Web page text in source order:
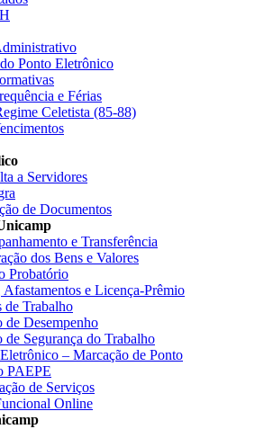
Ponto Eletrônico
e Férias
Celetista (85-88)
a Servidores
de Documentos
e Transferência
dos Bens e Valores
Probatório
Afastamentos e Licença-Prêmio
de Trabalho
de Desempenho
de Segurança do Trabalho
– Marcação de Ponto
PAEPE
de Serviços
Online